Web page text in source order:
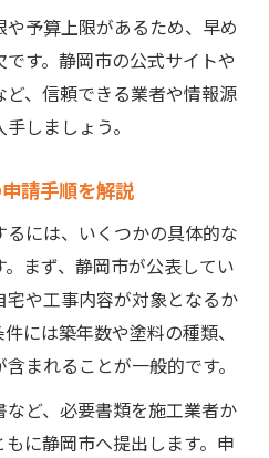
予算上限があるため、早め
す。静岡市の公式サイトや
、信頼できる業者や情報源
しましょう。
請手順を解説
には、いくつかの具体的な
まず、静岡市が公表してい
や工事内容が対象となるか
には築年数や塗料の種類、
まれることが一般的です。
ど、必要書類を施工業者か
に静岡市へ提出します。申